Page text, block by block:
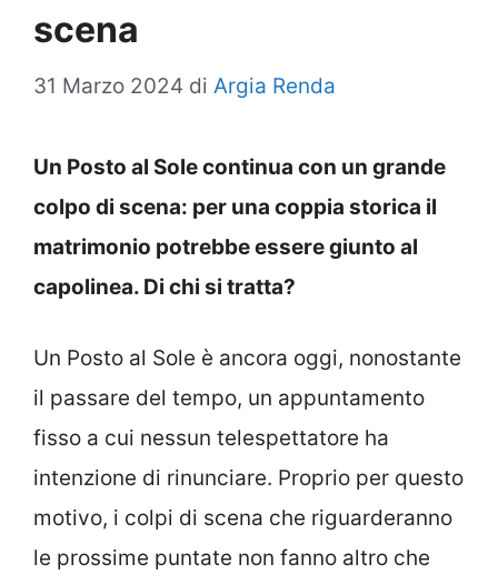
scena
31 Marzo 2024 di Argia Renda
Un Posto al Sole continua con un grande
colpo di scena: per una coppia storica il
matrimonio potrebbe essere giunto al
capolinea. Di chi si tratta?
Un Posto al Sole è ancora oggi, nonostante
il passare del tempo, un appuntamento
fisso a cui nessun telespettatore ha
intenzione di rinunciare. Proprio per questo
motivo, i colpi di scena che riguarderanno
le prossime puntate non fanno altro che